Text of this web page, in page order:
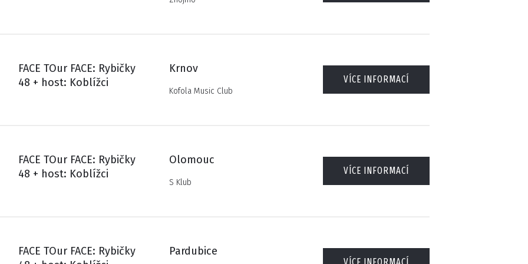
FACE TOur FACE: Rybičky
48 + host: Koblížci
Krnov
Kofola Music Club
VÍCE INFORMACÍ
FACE TOur FACE: Rybičky
48 + host: Koblížci
Olomouc
S Klub
VÍCE INFORMACÍ
FACE TOur FACE: Rybičky
Pardubice